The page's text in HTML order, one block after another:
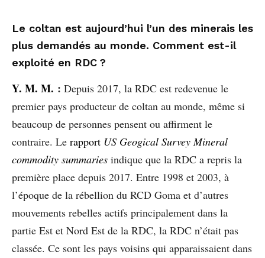
Le coltan est aujourd’hui l’un des minerais les
plus demandés au monde. Comment est-il
exploité en RDC ?
Y. M. M. : Depuis 2017, la RDC est redevenue le
premier pays producteur de coltan au monde, même si
beaucoup de personnes pensent ou affirment le
contraire. Le rapport US Geogical Survey Mineral
commodity summaries indique que la RDC a repris la
première place depuis 2017. Entre 1998 et 2003, à
l’époque de la rébellion du RCD Goma et d’autres
mouvements rebelles actifs principalement dans la
partie Est et Nord Est de la RDC, la RDC n’était pas
classée. Ce sont les pays voisins qui apparaissaient dans